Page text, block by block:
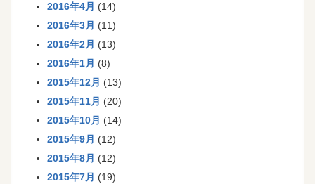
2016年4月 (14)
2016年3月 (11)
2016年2月 (13)
2016年1月 (8)
2015年12月 (13)
2015年11月 (20)
2015年10月 (14)
2015年9月 (12)
2015年8月 (12)
2015年7月 (19)